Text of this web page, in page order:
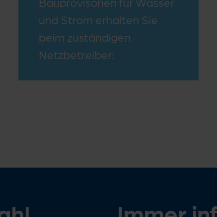
und Strom erhalten Sie
beim zuständigen
Netzbetreiber: